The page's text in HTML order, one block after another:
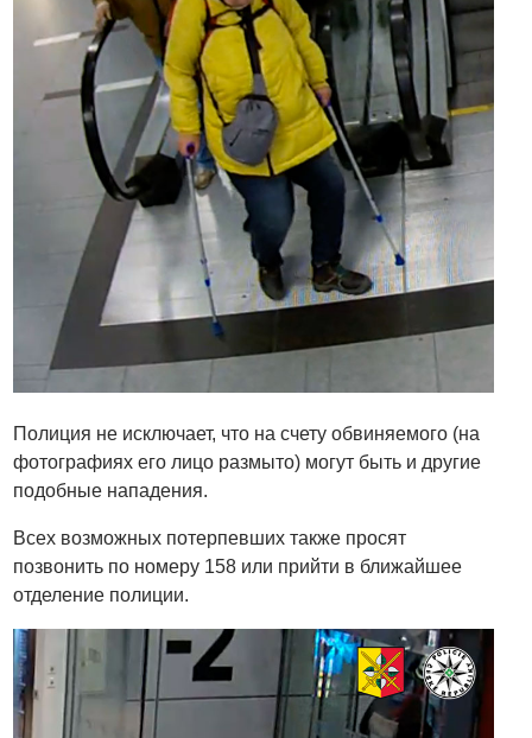
Полиция не исключает, что на счету обвиняемого (на
фотографиях его лицо размыто) могут быть и другие
подобные нападения.
Всех возможных потерпевших также просят
позвонить по номеру 158 или прийти в ближайшее
отделение полиции.